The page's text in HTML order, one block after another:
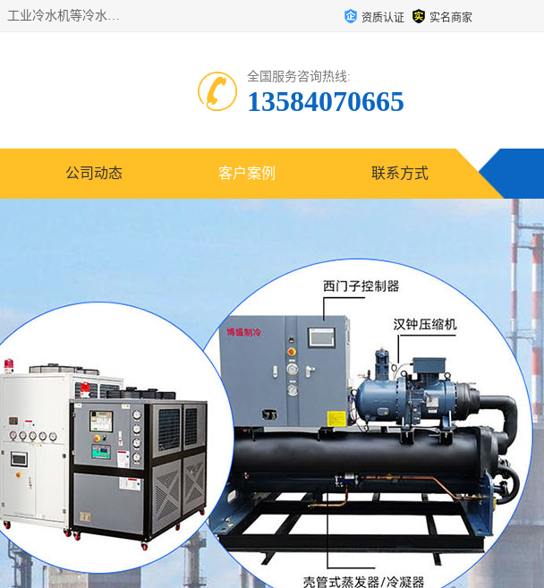
南京康嘉温控设备有限公司是一家工业冷水机厂家，主营产品：低温冷水机、防爆冷水机、工业冷热一体机、工业冷水机等冷水机，公司依托南京工业大学的技术，汇集众多业内技术，不断管理模式，使得我们的产品始终处于国内成员之一水平，在业界享有很高赞誉，是欧洲、北美、中东、东南亚等多个国家和地区。 资质认证 实名商家
全国服务咨询热线:
13584070665
公司动态 客户案例 联系方式